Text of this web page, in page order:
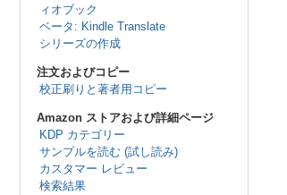
ィオブック
ベータ: Kindle Translate
シリーズの作成
注文およびコピー
校正刷りと著者用コピー
Amazon ストアおよび詳細ページ
KDP カテゴリー
サンプルを読む (試し読み)
カスタマー レビュー
検索結果